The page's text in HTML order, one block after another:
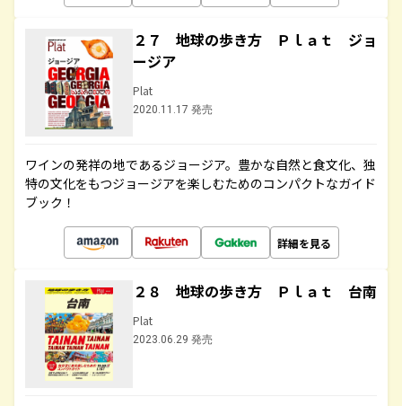
２７ 地球の歩き方 Ｐｌａｔ ジョ
ージア
Plat
2020.11.17 発売
ワインの発祥の地であるジョージア。豊かな自然と食文化、独
特の文化をもつジョージアを楽しむためのコンパクトなガイド
ブック！
詳細を見る
２８ 地球の歩き方 Ｐｌａｔ 台南
Plat
2023.06.29 発売